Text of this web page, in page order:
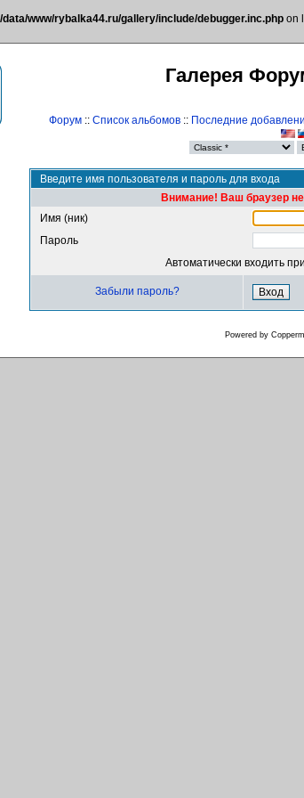
www/rybalka44.ru/gallery/include/debugger.inc.php on
Галерея
Форум:: Список альбомов:: Последние
Введите имя пользователя и пароль для входа
Внимание! Ваш браузер
Имя (ник)
Пароль
Автоматически входить
Забыли пароль?
Powered by